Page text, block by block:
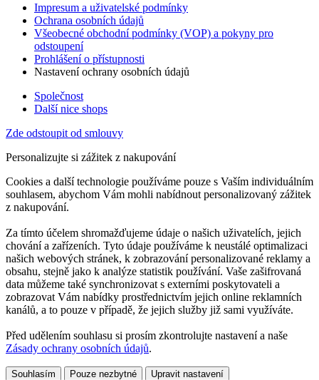
Impresum a uživatelské podmínky
Ochrana osobních údajů
Všeobecné obchodní podmínky (VOP) a pokyny pro
odstoupení
Prohlášení o přístupnosti
Nastavení ochrany osobních údajů
Společnost
Další nice shops
Zde odstoupit od smlouvy
Personalizujte si zážitek z nakupování
Cookies a další technologie používáme pouze s Vaším individuálním
souhlasem, abychom Vám mohli nabídnout personalizovaný zážitek
z nakupování.
Za tímto účelem shromažďujeme údaje o našich uživatelích, jejich
chování a zařízeních. Tyto údaje používáme k neustálé optimalizaci
našich webových stránek, k zobrazování personalizované reklamy a
obsahu, stejně jako k analýze statistik používání. Vaše zašifrovaná
data můžeme také synchronizovat s externími poskytovateli a
zobrazovat Vám nabídky prostřednictvím jejich online reklamních
kanálů, a to pouze v případě, že jejich služby již sami využíváte.
Před udělením souhlasu si prosím zkontrolujte nastavení a naše
Zásady ochrany osobních údajů.
Souhlasím Pouze nezbytné Upravit nastavení